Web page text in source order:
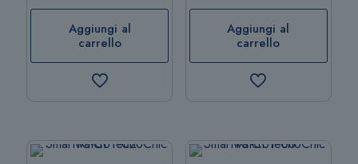
Aggiungi al
carrello
Aggiungi al
carrello